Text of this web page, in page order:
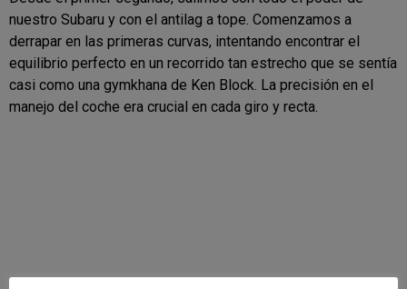
nuestro Subaru y con el antilag a tope. Comenzamos a
derrapar en las primeras curvas, intentando encontrar el
equilibrio perfecto en un recorrido tan estrecho que se sentía
casi como una gymkhana de Ken Block. La precisión en el
manejo del coche era crucial en cada giro y recta.